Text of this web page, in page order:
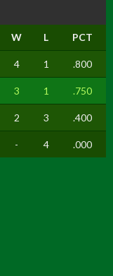
W L PCT
4 1 .800
3 1 .750
2 3 .400
- 4 .000